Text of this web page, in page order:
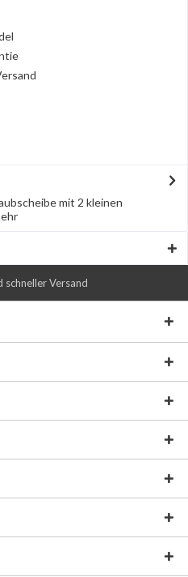
mit 2 kleinen
schneller Versand